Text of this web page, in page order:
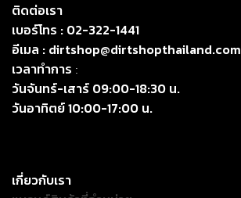
ติดต่อเรา
เบอร์โทร : 02-322-1441
อีเมล : dirtshop@dirtshopthailand.com
เวลาทำการ :
วันจันทร์-เสาร์ 09:00-18:30 น.
วันอาทิตย์ 10:00-17:00 น.
เกี่ยวกับเรา